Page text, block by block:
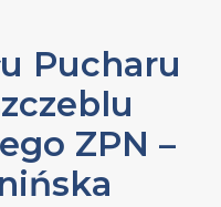
Pucharu
ZPN –